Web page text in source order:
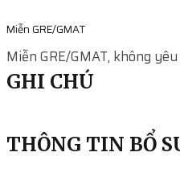
Miễn GRE/GMAT
Miễn GRE/GMAT, không
THÔNG TIN BỔ
GHI CHÚ